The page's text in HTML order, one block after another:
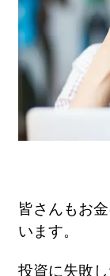
皆さんもお
います。
投資に失敗